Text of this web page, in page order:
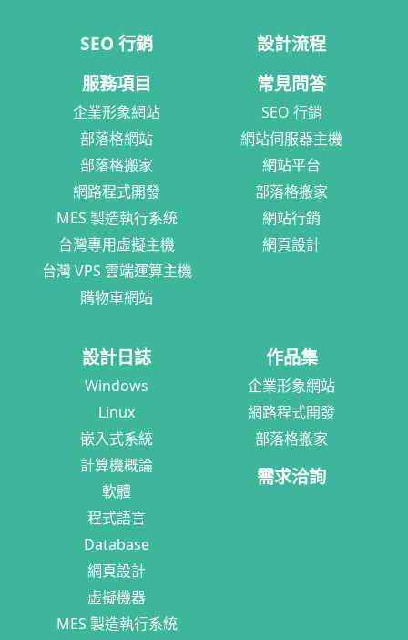
SEO 行銷
服務項目
企業形象網站
部落格網站
部落格搬家
網路程式開發
MES 製造執行系統
台灣專用虛擬主機
台灣 VPS 雲端運算主機
購物車網站
設計流程
常見問答
SEO 行銷
網站伺服器主機
網站平台
部落格搬家
網站行銷
網頁設計
設計日誌
Windows
Linux
嵌入式系統
計算機概論
軟體
程式語言
Database
網頁設計
虛擬機器
MES 製造執行系統
作品集
企業形象網站
網路程式開發
部落格搬家
需求洽詢